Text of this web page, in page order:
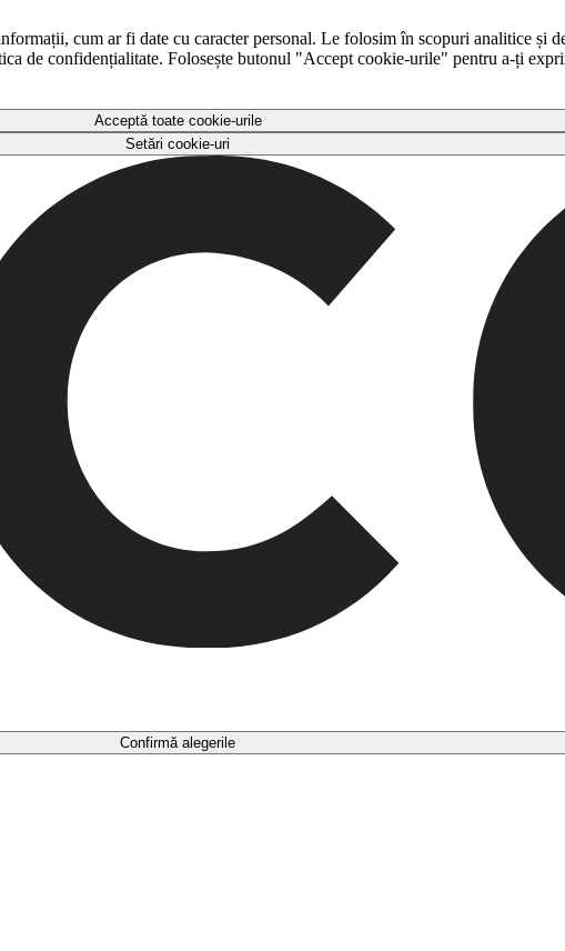
cum ar fi date cu caracter personal. Le folosim în scopuri analitice și
de confidențialitate. Folosește butonul "Accept cookie-urile" pentru a-ți
Acceptă toate cookie-urile
Setări cookie-uri
Confirmă alegerile